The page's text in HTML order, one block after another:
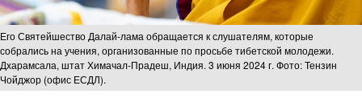
Его Святейшество Далай-лама обращается к слушателям, которые
собрались на учения, организованные по просьбе тибетской молодежи.
Дхарамсала, штат Химачал-Прадеш, Индия. 3 июня 2024 г. Фото: Тензин
Чойджор (офис ЕСДЛ).